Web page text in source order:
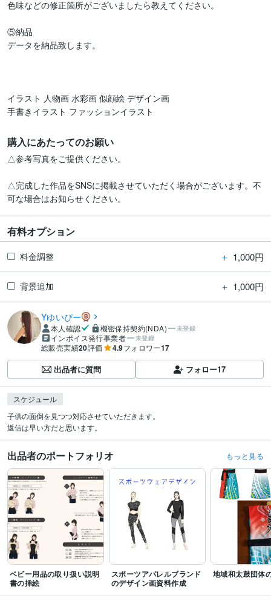
色味などの修正箇所がございましたら教えてください。
⑤納品
データを納品致します。
イラスト 人物画 水彩画 似顔絵 デザイン画
手書きイラスト ファッションイラスト
購入にあたってのお願い
△参考写真をご提供ください。
△完成した作品をSNSに掲載させていただく場合がございます。不
可な場合はお知らせください。
有料オプション
料金調整 ＋ 1,000円
背景追加 ＋ 1,000円
Yゆいぴー
本人確認 機密保持契約(NDA) 未登録
インボイス発行事業者 未登録
総販売実績20評価 4.9フォロワー17
出品者に質問 フォロー17
スケジュール
子供の面倒を見つつ対応させていただきます。
返信は早い方だと思います。
出品者のポートフォリオ もっと見る
ベビー用品の取り扱い説明
書の挿絵
スポーツアパレルブランド
のデザイン画資料作成
地域和太鼓団体